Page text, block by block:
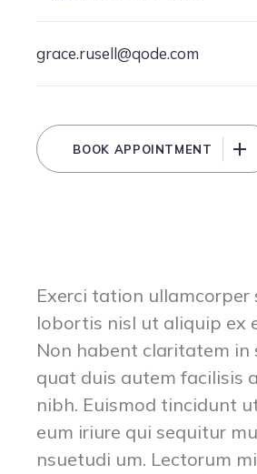
grace.rusell@qode.com
BOOK APPOINTMENT
Exerci tation ullamcorper
lobortis nisl ut aliquip ex
Non habent claritatem in
quat duis autem facilisis
nibh. Euismod tincidunt
eum iriure qui sequitur
nsuetudi um. Lectorum